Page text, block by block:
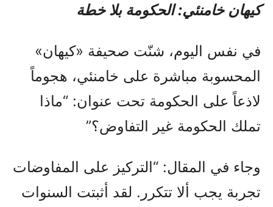
كيهان خامنئي: الحكومة بلا خطة
في نفس اليوم، شنّت صحيفة «كيهان»
المحسوبة مباشرة على خامنئي، هجوماً
لاذعاً على الحكومة تحت عنوان: “ماذا
تملك الحكومة غير التفاوض؟”
وجاء في المقال: “التركيز على المفاوضات
تجربة يجب ألا تتكرر. لقد أثبتت السنوات